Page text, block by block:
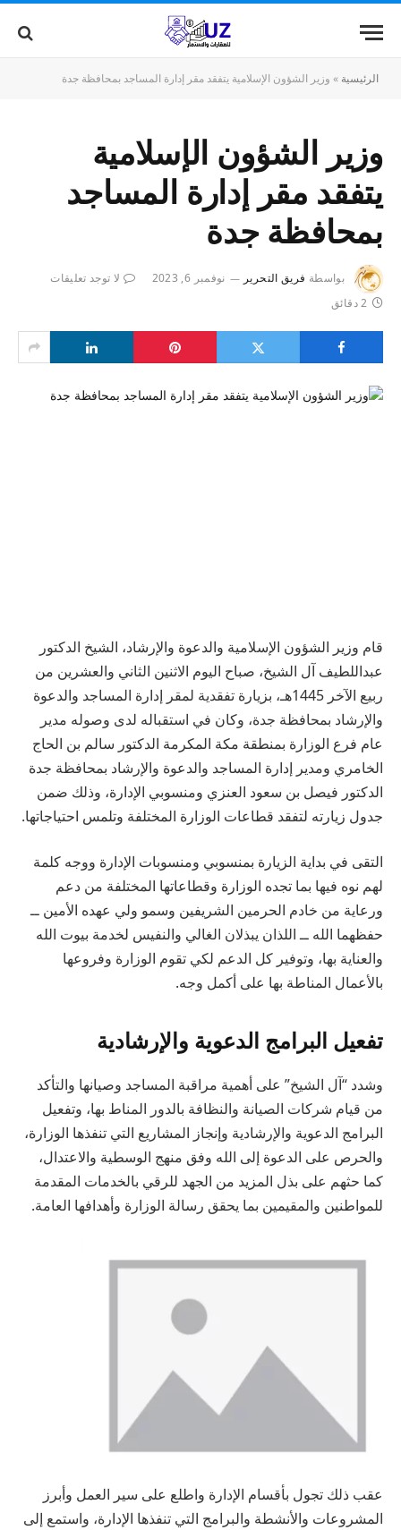
الرئيسية » وزير الشؤون الإسلامية يتفقد مقر إدارة المساجد بمحافظة جدة
وزير الشؤون الإسلامية
يتفقد مقر إدارة المساجد
بمحافظة جدة
بواسطة فريق التحرير نوفمبر 6, 2023
لا توجد تعليقات
2 دقائق
قام وزير الشؤون الإسلامية والدعوة والإرشاد، الشيخ الدكتور
عبداللطيف آل الشيخ، صباح اليوم الاثنين الثاني والعشرين من
ربيع الآخر 1445هـ، بزيارة تفقدية لمقر إدارة المساجد والدعوة
والإرشاد بمحافظة جدة، وكان في استقباله لدى وصوله مدير
عام فرع الوزارة بمنطقة مكة المكرمة الدكتور سالم بن الحاج
الخامري ومدير إدارة المساجد والدعوة والإرشاد بمحافظة جدة
الدكتور فيصل بن سعود العنزي ومنسوبي الإدارة، وذلك ضمن
جدول زيارته لتفقد قطاعات الوزارة المختلفة وتلمس احتياجاتها.
التقى في بداية الزيارة بمنسوبي ومنسوبات الإدارة ووجه كلمة
لهم نوه فيها بما تجده الوزارة وقطاعاتها المختلفة من دعم
ورعاية من خادم الحرمين الشريفين وسمو ولي عهده الأمين ــ
حفظهما الله ــ اللذان يبذلان الغالي والنفيس لخدمة بيوت الله
والعناية بها، وتوفير كل الدعم لكي تقوم الوزارة وفروعها
بالأعمال المناطة بها على أكمل وجه.
تفعيل البرامج الدعوية والإرشادية
وشدد “آل الشيخ” على أهمية مراقبة المساجد وصيانها والتأكد
من قيام شركات الصيانة والنظافة بالدور المناط بها، وتفعيل
البرامج الدعوية والإرشادية وإنجاز المشاريع التي تنفذها الوزارة،
والحرص على الدعوة إلى الله وفق منهج الوسطية والاعتدال،
كما حثهم على بذل المزيد من الجهد للرقي بالخدمات المقدمة
للمواطنين والمقيمين بما يحقق رسالة الوزارة وأهدافها العامة.
عقب ذلك تجول بأقسام الإدارة واطلع على سير العمل وأبرز
المشروعات والأنشطة والبرامج التي تنفذها الإدارة، واستمع إلى